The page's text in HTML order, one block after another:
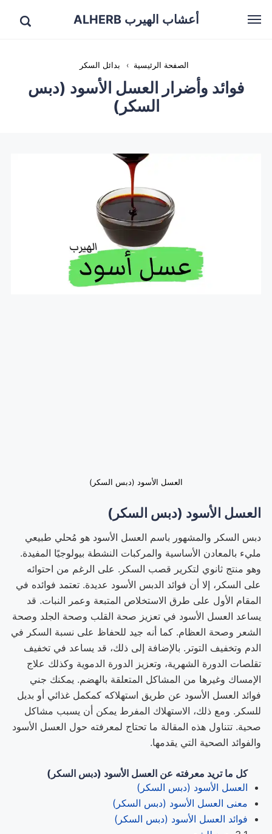
أعشاب الهيرب ALHERB
الصفحة الرئيسية › بدائل السكر
فوائد وأضرار العسل الأسود (دبس
السكر)
العسل الأسود (دبس السكر)
العسل الأسود (دبس السكر)
دبس السكر والمشهور باسم العسل الأسود هو مُحلي طبيعي
مليء بالمعادن الأساسية والمركبات النشطة بيولوجيًا المفيدة.
وهو منتج ثانوي لتكرير قصب السكر. على الرغم من احتوائه
على السكر، إلا أن فوائد الدبس الأسود عديدة. تعتمد فوائده في
المقام الأول على طرق الاستخلاص المتبعة وعمر النبات. قد
يساعد العسل الأسود في تعزيز صحة القلب وصحة الجلد وصحة
الشعر وصحة العظام. كما أنه جيد للحفاظ على نسبة السكر في
الدم وتخفيف التوتر. بالإضافة إلى ذلك، قد يساعد في تخفيف
تقلصات الدورة الشهرية، وتعزيز الدورة الدموية وكذلك علاج
الإمساك وغيرها من المشاكل المتعلقة بالهضم. يمكنك جني
فوائد العسل الأسود عن طريق استهلاكه كمكمل غذائي أو بديل
للسكر. ومع ذلك، الاستهلاك المفرط يمكن أن يسبب مشاكل
صحية. تتناول هذه المقالة ما تحتاج لمعرفته حول العسل الأسود
والفوائد الصحية التي يقدمها.
كل ما تريد معرفته عن العسل الأسود (دبس السكر)
العسل الأسود (دبس السكر)
معنى العسل الأسود (دبس السكر)
فوائد العسل الأسود (دبس السكر)